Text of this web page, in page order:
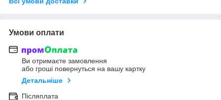
Умови оплати
Ви отримаєте замовлення
або гроші повернуться на вашу картку
Детальніше
Післяплата